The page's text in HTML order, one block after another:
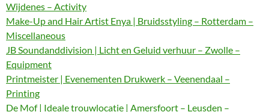
Wijdenes – Activity
Make-Up and Hair Artist Enya | Bruidsstyling – Rotterdam –
Miscellaneous
JB Soundanddivision | Licht en Geluid verhuur – Zwolle –
Equipment
Printmeister | Evenementen Drukwerk – Veenendaal –
Printing
De Mof | Ideale trouwlocatie | Amersfoort – Leusden –